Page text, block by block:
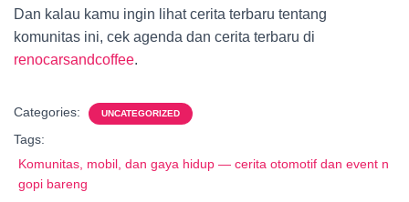
Dan kalau kamu ingin lihat cerita terbaru tentang
komunitas ini, cek agenda dan cerita terbaru di
renocarsandcoffee.
Categories: UNCATEGORIZED
Tags:
Komunitas, mobil, dan gaya hidup — cerita otomotif dan event n
gopi bareng